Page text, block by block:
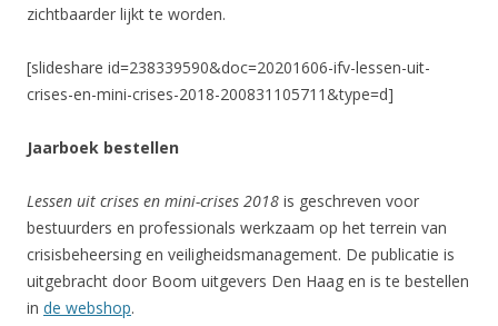
zichtbaarder lijkt te worden.
[slideshare id=238339590&doc=20201606-ifv-lessen-uit-
crises-en-mini-crises-2018-200831105711&type=d]
Jaarboek bestellen
Lessen uit crises en mini-crises 2018 is geschreven voor
bestuurders en professionals werkzaam op het terrein van
crisisbeheersing en veiligheidsmanagement. De publicatie is
uitgebracht door Boom uitgevers Den Haag en is te bestellen
in de webshop.